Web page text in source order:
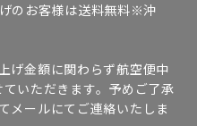
のお客様は送料無料※沖
げ金額に関わらず航空便中
いただきます。予めご了承
メールにてご連絡いたしま